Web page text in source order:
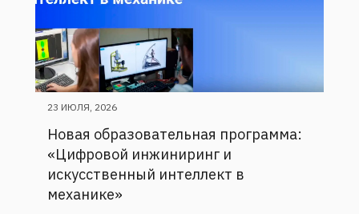
23 ИЮЛЯ, 2026
Новая образовательная программа:
«Цифровой инжиниринг и
искусственный интеллект в
механике»